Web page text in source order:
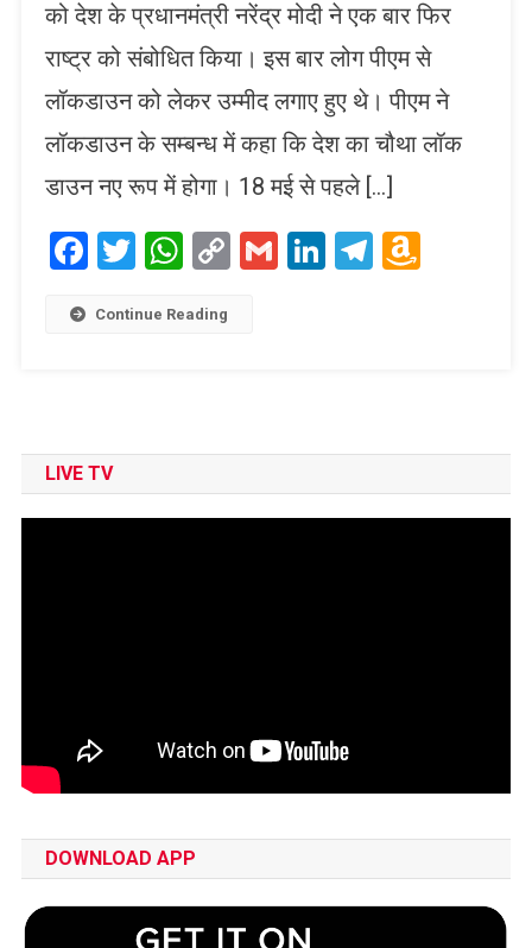
को देश के प्रधानमंत्री नरेंद्र मोदी ने एक बार फिर
राष्ट्र को संबोधित किया। इस बार लोग पीएम से
लॉकडाउन को लेकर उम्मीद लगाए हुए थे। पीएम ने
लॉकडाउन के सम्बन्ध में कहा कि देश का चौथा लॉक
डाउन नए रूप में होगा। 18 मई से पहले […]
Facebook
Twitter
WhatsApp
CopyGmailLinkedIn
Telegram
Continue Reading
LIVE TV
DOWNLOAD APP